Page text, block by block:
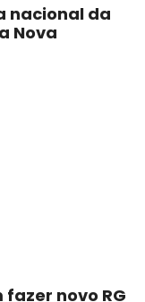
nacional da
Nova
novo RG